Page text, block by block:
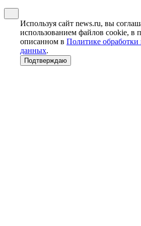
Используя сайт news.ru, вы
использованием файлов cookie, в
описанном в Политике обработки
данных.
Подтверждаю